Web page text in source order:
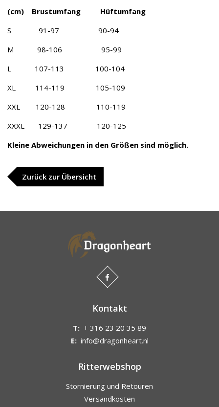
(cm) Brustumfang Hüftumfang
S 91-97 90-94
M 98-106 95-99
L 107-113 100-104
XL 114-119 105-109
XXL 120-128 110-119
XXXL 129-137 120-125
Kleine Abweichungen in den Größen sind möglich.
Zurück zur Übersicht
Kontakt
T: + 316 23 20 35 89
E: info@dragonheart.nl
Ritterwebshop
Stornierung und Retouren
Versandkosten